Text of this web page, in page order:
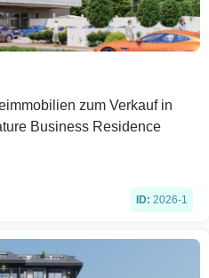
zum Verkauf in
Business Residence
ID: 2026-1